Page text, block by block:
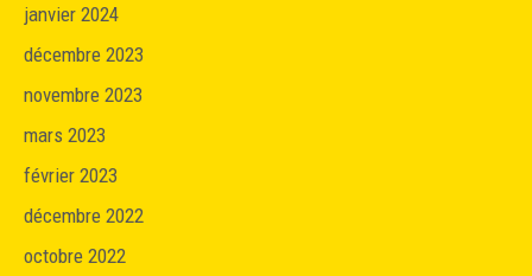
janvier 2024
décembre 2023
novembre 2023
mars 2023
février 2023
décembre 2022
octobre 2022